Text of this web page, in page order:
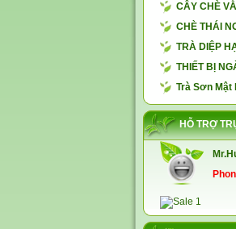
CÂY CHÈ
CHÈ THÁI
TRÀ DIỆP
THIẾT BỊ
Trà Sơn Mật
HỖ TRỢ